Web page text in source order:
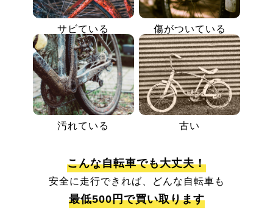
サビている 傷がついている
汚れている 古い
こんな自転車でも大丈夫！
安全に走行できれば、どんな自転車も
最低500円で買い取ります